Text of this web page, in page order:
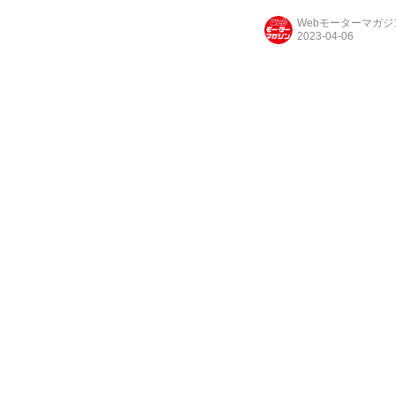
Webモーターマガジ